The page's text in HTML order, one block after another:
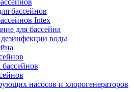
бассейнов
Intex
для бассейна
воды
насосов и хлорогенераторов